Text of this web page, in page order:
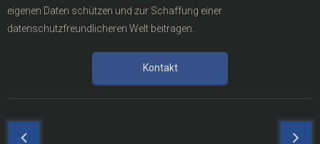
eigenen Daten schützen und zur Schaffung einer
datenschutzfreundlicheren Welt beitragen.
Kontakt